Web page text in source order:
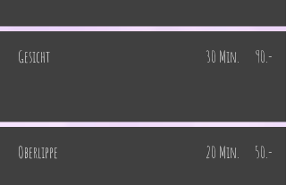
Gesicht 30 Min. 90.-
Oberlippe 20 Min. 50.-